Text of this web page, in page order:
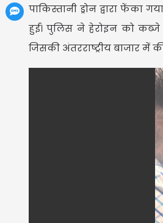
पाकिस्तानी ड्रोन द्वारा
हुई। पुलिस ने हेरोइन को
जिसकी अंतरराष्ट्रीय बाजार में